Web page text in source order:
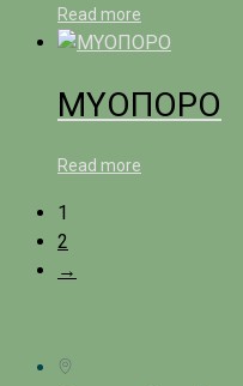
Read more
ΜΥΟΠΟΡΟ
Read more
1
2
→